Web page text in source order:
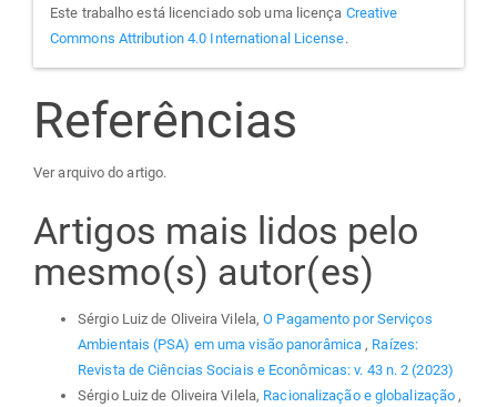
Este trabalho está licenciado sob uma licença Creative
Commons Attribution 4.0 International License.
Referências
Ver arquivo do artigo.
Artigos mais lidos pelo
mesmo(s) autor(es)
Sérgio Luiz de Oliveira Vilela,O Pagamento por Serviços
Ambientais (PSA) em uma visão panorâmica , Raízes:
Revista de Ciências Sociais e Econômicas: v. 43 n. 2 (2023)
Sérgio Luiz de Oliveira Vilela, Racionalização e globalização ,